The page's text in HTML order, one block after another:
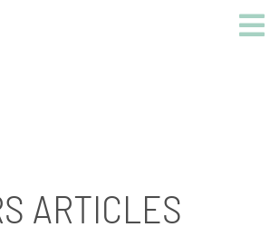
ARTICLES